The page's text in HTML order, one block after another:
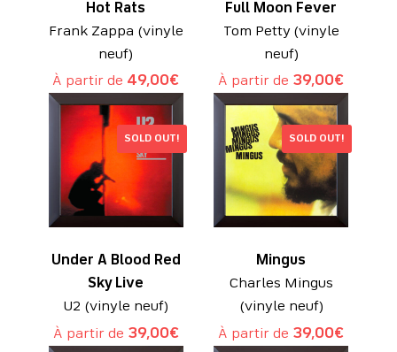
Hot Rats
Frank Zappa (vinyle
neuf)
À partir de 49,00€
Full Moon Fever
Tom Petty (vinyle
neuf)
À partir de 39,00€
SOLD OUT!
Under A Blood Red
Sky Live
U2 (vinyle neuf)
À partir de 39,00€
SOLD OUT!
Mingus
Charles Mingus
(vinyle neuf)
À partir de 39,00€